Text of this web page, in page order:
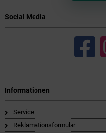
Social Media
Informationen
Service
Reklamationsformular